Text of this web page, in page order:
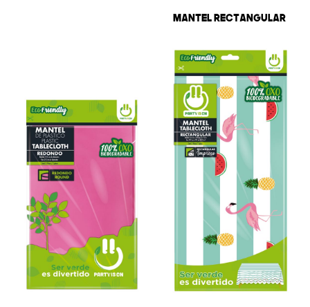
Mantel Rectangular